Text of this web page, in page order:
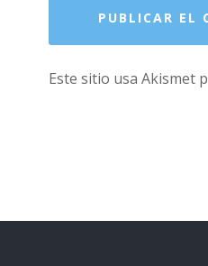
Este sitio usa Akismet